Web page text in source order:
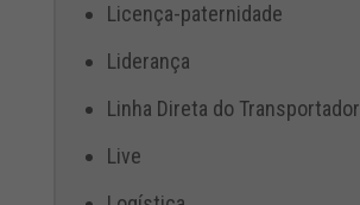
Licença-paternidade
Liderança
Linha Direta do Transportador
Live